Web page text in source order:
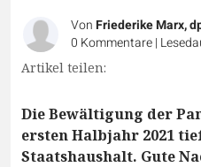
VonFriederike Marx,
0 Kommentare|
Artikel teilen:
Die Bewältigung der
ersten Halbjahr 2021
Staatshaushalt. Gute